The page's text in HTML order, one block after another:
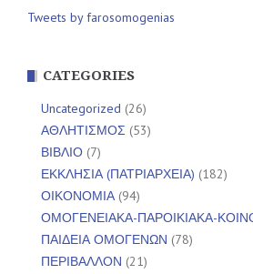
Tweets by farosomogenias
CATEGORIES
Uncategorized (26)
ΑΘΛΗΤΙΣΜΟΣ (53)
ΒΙΒΛΙΟ (7)
ΕΚΚΛΗΣΙΑ (ΠΑΤΡΙΑΡΧΕΙΑ) (182)
ΟΙΚΟΝΟΜΙΑ(94)
ΟΜΟΓΕΝΕΙΑΚΑ-ΠΑΡΟΙΚΙΑΚΑ-
ΠΑΙΔΕΙΑ ΟΜΟΓΕΝΩΝ (78)
ΠΕΡΙΒΑΛΛΟΝ (21)